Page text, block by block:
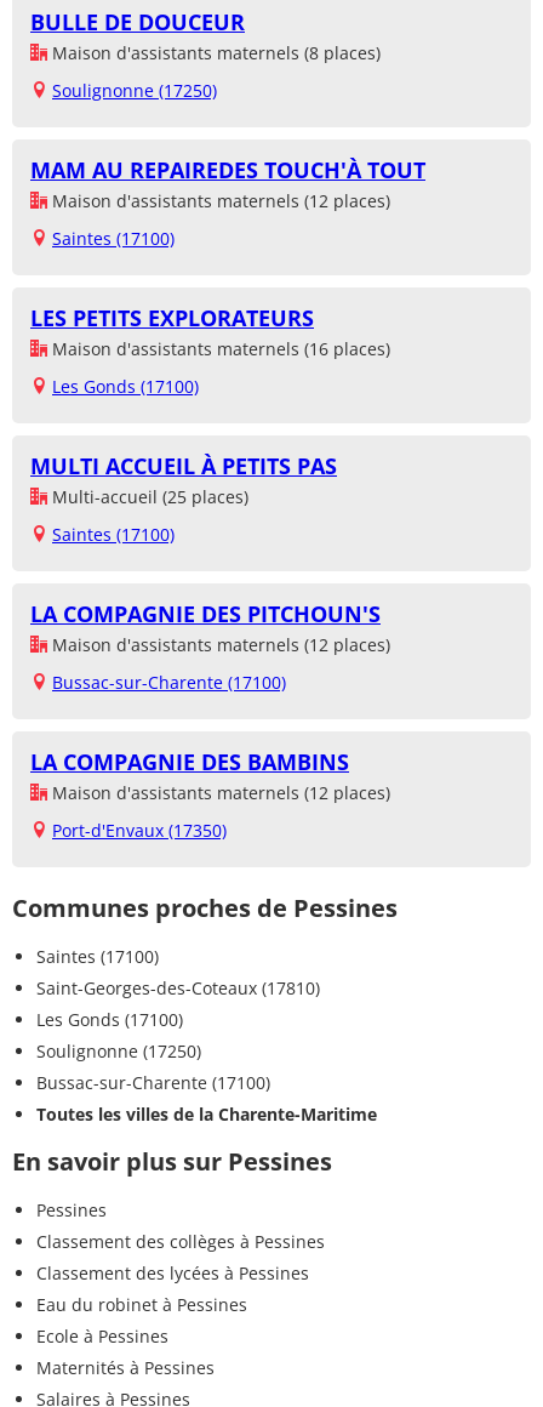
BULLE DE DOUCEUR
Maison d'assistants maternels (8 places)
Soulignonne (17250)
MAM AU REPAIREDES TOUCH'À TOUT
Maison d'assistants maternels (12 places)
Saintes (17100)
LES PETITS EXPLORATEURS
Maison d'assistants maternels (16 places)
Les Gonds (17100)
MULTI ACCUEIL À PETITS PAS
Multi-accueil (25 places)
Saintes (17100)
LA COMPAGNIE DES PITCHOUN'S
Maison d'assistants maternels (12 places)
Bussac-sur-Charente (17100)
LA COMPAGNIE DES BAMBINS
Maison d'assistants maternels (12 places)
Port-d'Envaux (17350)
Communes proches de Pessines
Saintes (17100)
Saint-Georges-des-Coteaux (17810)
Les Gonds (17100)
Soulignonne (17250)
Bussac-sur-Charente (17100)
Toutes les villes de la Charente-Maritime
En savoir plus sur Pessines
Pessines
Classement des collèges à Pessines
Classement des lycées à Pessines
Eau du robinet à Pessines
Ecole à Pessines
Maternités à Pessines
Salaires à Pessines